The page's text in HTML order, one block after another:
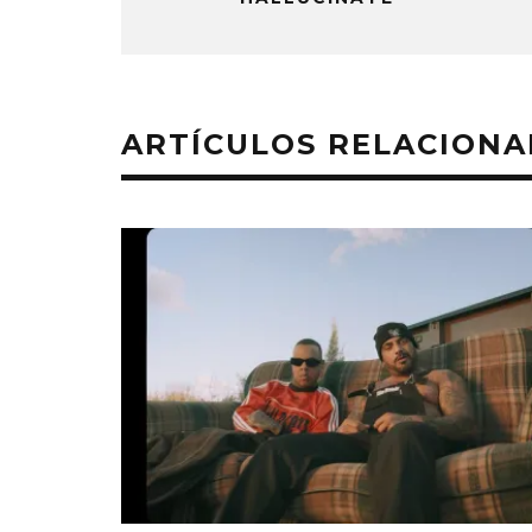
ARTÍCULOS